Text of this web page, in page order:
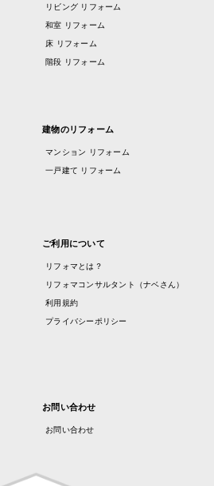
リビング リフォーム
和室 リフォーム
床 リフォーム
階段 リフォーム
建物のリフォーム
マンション リフォーム
一戸建て リフォーム
ご利用について
リフォマとは？
リフォマコンサルタント（ナベさん）
利用規約
プライバシーポリシー
お問い合わせ
お問い合わせ